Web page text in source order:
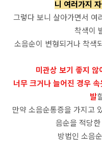
니 여러가지
그렇다 보니 살아가면서 여
착색이
소음순이 변형되거나 착색
미관상 보기 좋지
너무 크거나 늘어진 경우
발
만약 소음순통증을 가지고
음순을 적당
방법인 소음